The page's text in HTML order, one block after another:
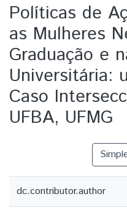
Políticas de
as Mulheres
Graduação e
Universitária:
Caso
UFBA, UFMG
dc.contributor.author